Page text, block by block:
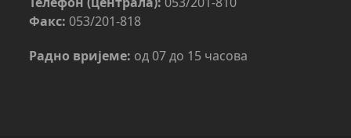
Факс: 053/201-818
Радно вријеме: од 07 до 15 часова